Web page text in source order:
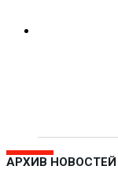
АРХИВ НОВОСТЕЙ